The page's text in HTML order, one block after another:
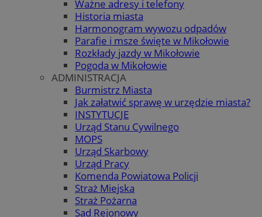
Ważne adresy i telefony
Historia miasta
Harmonogram wywozu odpadów
Parafie i msze święte w Mikołowie
Rozkłady jazdy w Mikołowie
Pogoda w Mikołowie
ADMINISTRACJA
Burmistrz Miasta
Jak załatwić sprawę w urzędzie miasta?
INSTYTUCJE
Urząd Stanu Cywilnego
MOPS
Urząd Skarbowy
Urząd Pracy
Komenda Powiatowa Policji
Straż Miejska
Straż Pożarna
Sąd Rejonowy